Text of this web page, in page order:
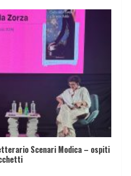
Scenari Modica – ospiti